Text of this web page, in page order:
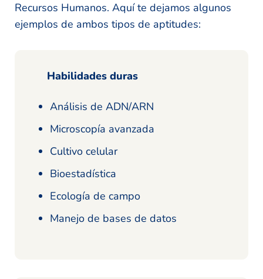
Recursos Humanos. Aquí te dejamos algunos
ejemplos de ambos tipos de aptitudes:
Habilidades duras
Análisis de ADN/ARN
Microscopía avanzada
Cultivo celular
Bioestadística
Ecología de campo
Manejo de bases de datos